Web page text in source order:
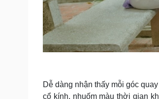
Dễ dàng nhận thấy mỗi góc
cổ kính, nhuốm màu thời gian